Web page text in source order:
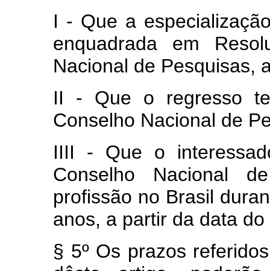
I - Que a
enquadrada em
Nacional de Pesquisas,
II - Que o regresso
Conselho Nacional de
IIII - Que o
Conselho Nacional
profissão no Brasil
anos, a partir da data
§ 5º Os prazos